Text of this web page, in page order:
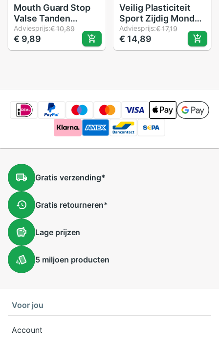
Mouth Guard Stop
Valse Tanden
Slijpen Anti Snurken
Bruxisme Met Case
Opbergdoos Slaap
Adviesprijs:€ 10,89
€ 9,89
Veilig Plasticiteit
Sport Zijdig Mond
Guard Boksen
Basketbal Tanden
Protector Cover
Adviesprijs:€ 17,19
€ 14,89
Gratis verzending*
Gratis retourneren*
Lageprijzen
5 miljoen producten
Voor jou
Account